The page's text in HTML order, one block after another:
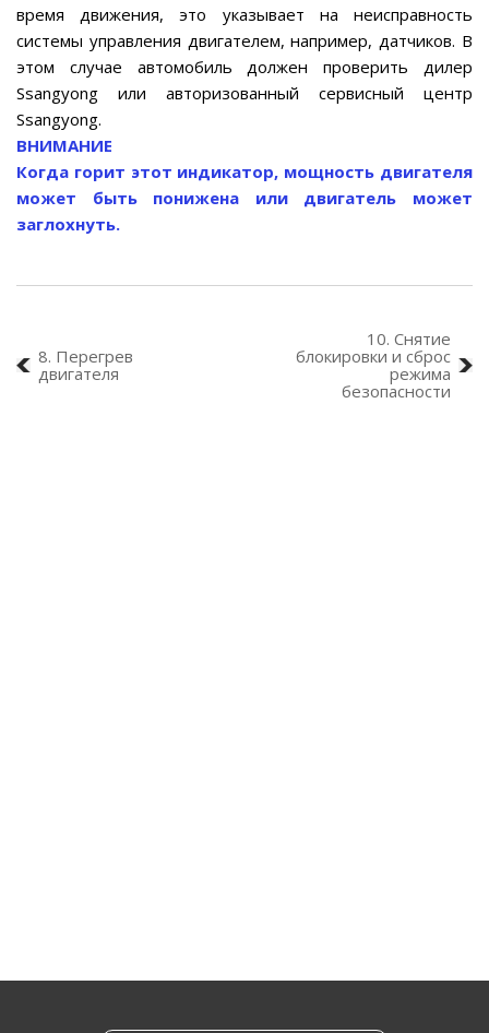
время движения, это указывает на неисправность
системы управления двигателем, например, датчиков. В
этом случае автомобиль должен проверить дилер
Ssangyong или авторизованный сервисный центр
Ssangyong.
ВНИМАНИЕ
Когда горит этот индикатор, мощность двигателя
может быть понижена или двигатель может
заглохнуть.
8. Перегрев
двигателя
10. Снятие
блокировки и сброс
режима
безопасности